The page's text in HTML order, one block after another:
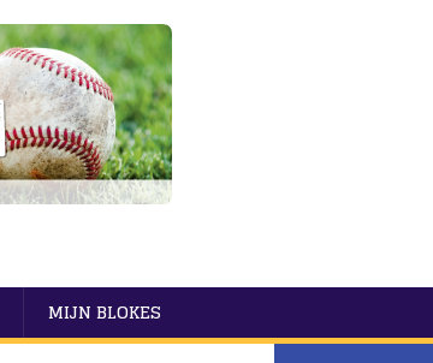
MIJN BLOKES